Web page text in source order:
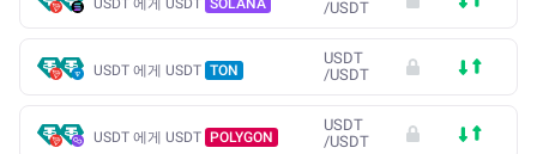
/USDT
USDT 에게 USDT TON
USDT
/USDT
USDT 에게 USDT POLYGON
USDT
/USDT